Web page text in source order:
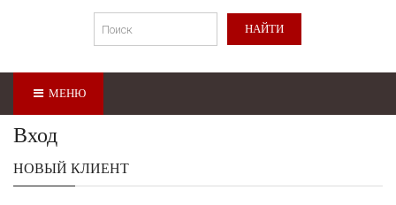
НАЙТИ
МЕНЮ
Вход
НОВЫЙ КЛИЕНТ